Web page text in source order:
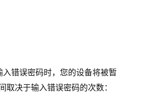
入错误密码时，您的设备将被暂
决于输入错误密码的次数：